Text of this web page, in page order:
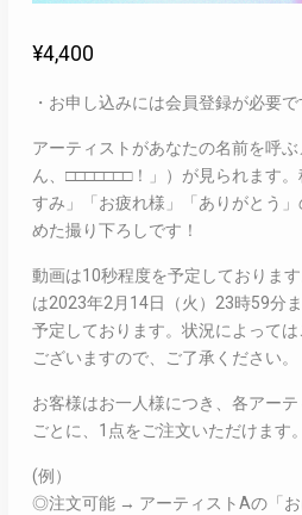
¥4,400
・お申し込みには会員登録が必要で
アーティストがあなたの名前を呼
ん、□□□□□□□！」）が見られます
すみ」「お疲れ様」「ありがとう
めた撮り下ろしです！
動画は10秒程度を予定しておりま
は2023年2月14日（火）23時59分
予定しております。状況によって
ございますので、ご了承ください。
お客様はお一人様につき、各アー
ごとに、1点をご注文いただけます。
(例）
◎注文可能 → アーティストAの「お